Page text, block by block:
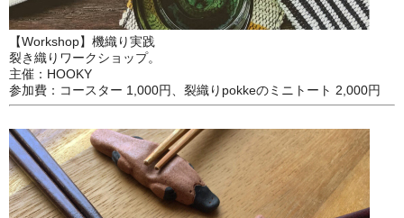
【Workshop】機織り実践
裂き織りワークショップ。
主催：HOOKY
参加費：コースター 1,000円、裂織りpokkeのミニトート 2,000円